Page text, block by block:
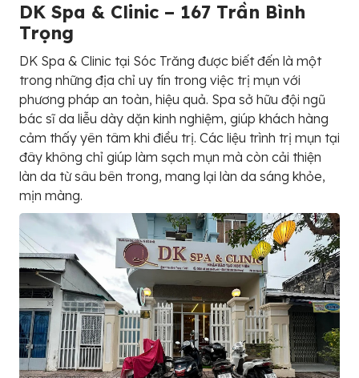
DK Spa & Clinic – 167 Trần Bình
Trọng
DK Spa & Clinic tại Sóc Trăng được biết đến là một
trong những địa chỉ uy tín trong việc trị mụn với
phương pháp an toàn, hiệu quả. Spa sở hữu đội ngũ
bác sĩ da liễu dày dặn kinh nghiệm, giúp khách hàng
cảm thấy yên tâm khi điều trị. Các liệu trình trị mụn tại
đây không chỉ giúp làm sạch mụn mà còn cải thiện
làn da từ sâu bên trong, mang lại làn da sáng khỏe,
mịn màng.